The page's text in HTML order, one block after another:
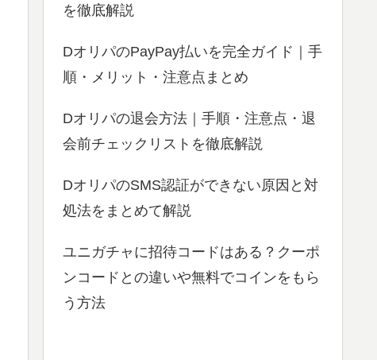
を徹底解説
DオリパのPayPay払いを完全ガイド｜手
順・メリット・注意点まとめ
Dオリパの退会方法｜手順・注意点・退
会前チェックリストを徹底解説
DオリパのSMS認証ができない原因と対
処法をまとめて解説
ユニガチャに招待コードはある？クーポ
ンコードとの違いや無料でコインをもら
う方法